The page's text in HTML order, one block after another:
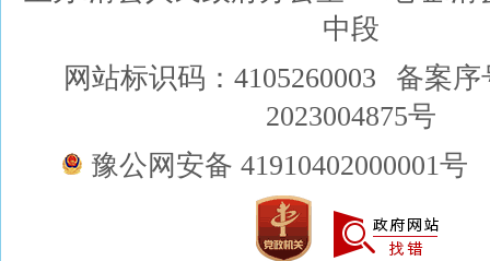
中段
网站标识码：4105260003
备案序
2023004875号
豫公网安备 41910402000001号